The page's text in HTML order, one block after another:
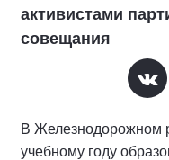
активистами
совещания
В Железнодорожном
учебному году